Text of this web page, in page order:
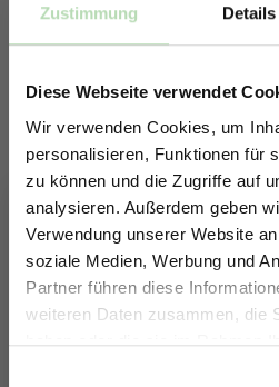
Zustimmung Details
Diese Webseite verwendet
Wir verwenden Cookies, um
personalisieren, Funktionen für
zu können und die Zugriffe auf
analysieren. Außerdem geben
Verwendung unserer Website
soziale Medien, Werbung und
Partner führen diese
weiteren Daten zusammen, die
haben oder die sie im Rahmen
ERHALTE 5%
DEINE